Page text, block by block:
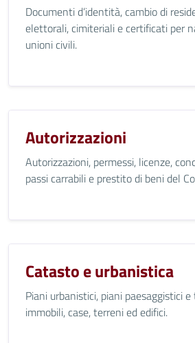
Documenti d’identità, cambio di
elettorali, cimiteriali e certificati per
unioni civili.
Autorizzazioni
Autorizzazioni, permessi, licenze,
passi carrabili e prestito di beni del
Catasto e urbanistica
Piani urbanistici, piani paesaggistici
immobili, case, terreni ed edifici.